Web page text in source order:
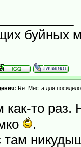
буйных
Re: Места для
как-то раз.
.
там